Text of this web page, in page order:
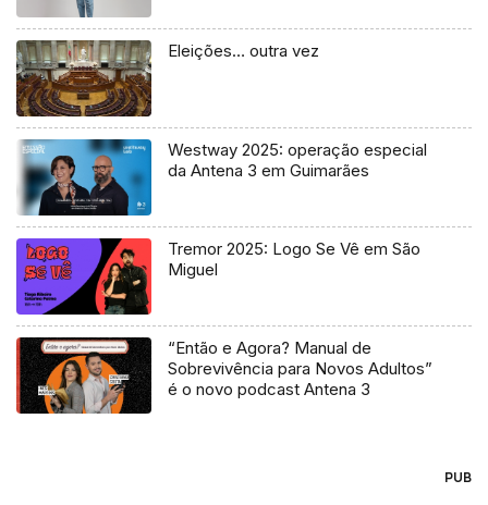
Eleições… outra vez
Westway 2025: operação especial
da Antena 3 em Guimarães
Tremor 2025: Logo Se Vê em São
Miguel
“Então e Agora? Manual de
Sobrevivência para Novos Adultos”
é o novo podcast Antena 3
PUB